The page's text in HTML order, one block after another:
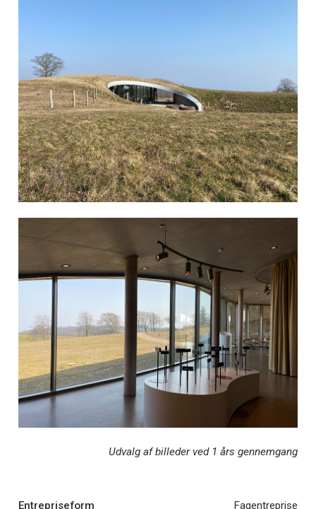
Udvalg af billeder ved 1 års gennemgang
Entrepriseform Fagentreprise